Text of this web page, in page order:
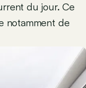
du jour. Ce
notamment de